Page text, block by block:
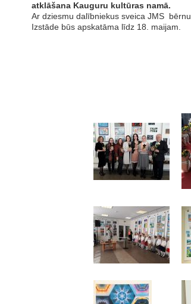
atklāšana Kauguru kultūras namā.
Ar dziesmu dalībniekus sveica JMS
Izstāde būs apskatāma līdz 18. maijam.